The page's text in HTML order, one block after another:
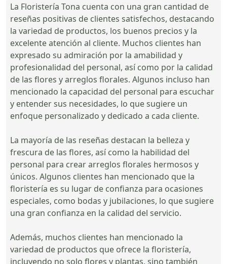
La Floristería Tona cuenta con una gran cantidad de
reseñas positivas de clientes satisfechos, destacando
la variedad de productos, los buenos precios y la
excelente atención al cliente. Muchos clientes han
expresado su admiración por la amabilidad y
profesionalidad del personal, así como por la calidad
de las flores y arreglos florales. Algunos incluso han
mencionado la capacidad del personal para escuchar
y entender sus necesidades, lo que sugiere un
enfoque personalizado y dedicado a cada cliente.
La mayoría de las reseñas destacan la belleza y
frescura de las flores, así como la habilidad del
personal para crear arreglos florales hermosos y
únicos. Algunos clientes han mencionado que la
floristería es su lugar de confianza para ocasiones
especiales, como bodas y jubilaciones, lo que sugiere
una gran confianza en la calidad del servicio.
Además, muchos clientes han mencionado la
variedad de productos que ofrece la floristería,
incluyendo no solo flores y plantas, sino también